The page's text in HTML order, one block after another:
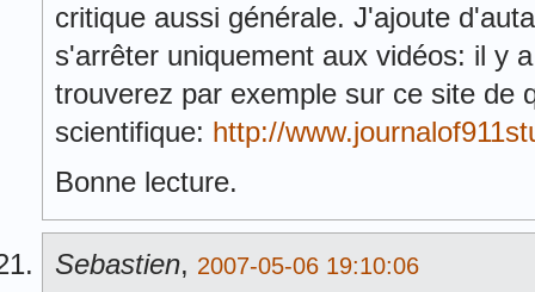
critique aussi générale. J'ajoute
s'arrêter uniquement aux vidéos: il y
trouverez par exemple sur ce site de
scientifique: http://
Bonne lecture.
Sebastien, 2007-05-06 19:10:06